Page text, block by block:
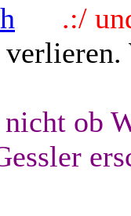
.:/
ob